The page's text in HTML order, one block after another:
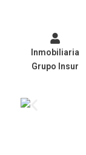
Inmobiliaria
Grupo Insur